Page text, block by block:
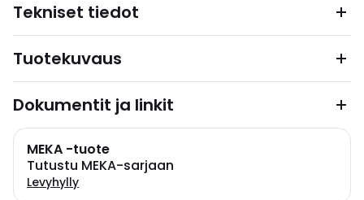
Tekniset tiedot
Tuotekuvaus
Dokumentit ja linkit
MEKA -tuote
Tutustu MEKA-sarjaan
Levyhylly